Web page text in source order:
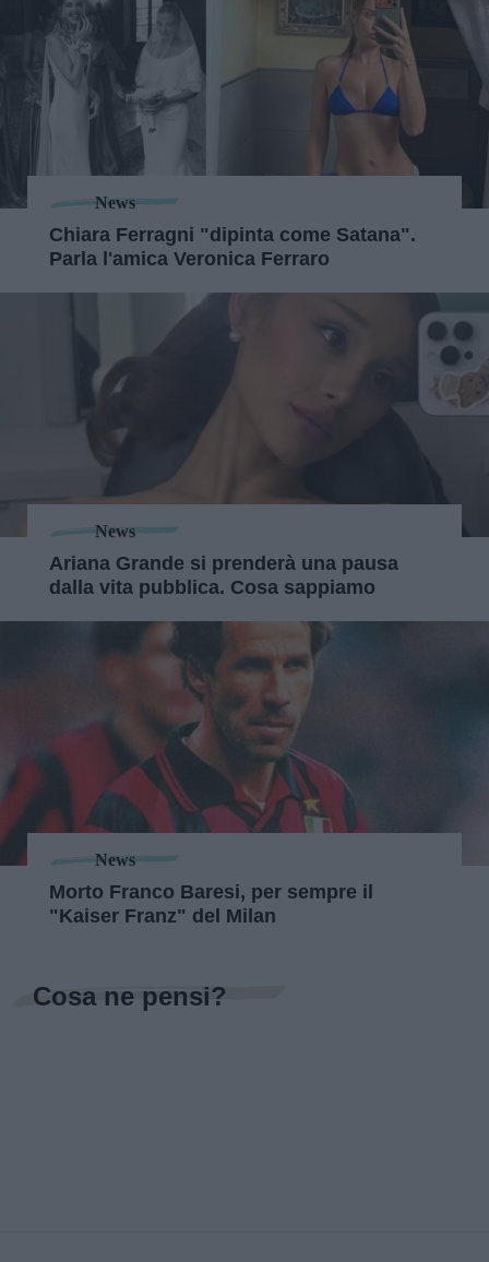
News
Chiara Ferragni "dipinta come Satana".
Parla l'amica Veronica Ferraro
News
Ariana Grande si prenderà una pausa
dalla vita pubblica. Cosa sappiamo
News
Morto Franco Baresi, per sempre il
"Kaiser Franz" del Milan
Cosa ne pensi?